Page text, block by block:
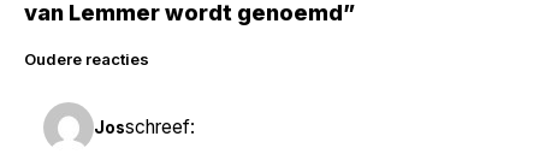
van Lemmer wordt genoemd”
Reacties
navigatie
Oudere reacties
Josschreef: